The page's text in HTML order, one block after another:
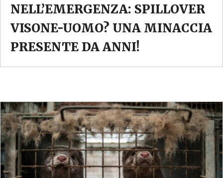
NELL’EMERGENZA: SPILLOVER
VISONE-UOMO? UNA MINACCIA
PRESENTE DA ANNI!